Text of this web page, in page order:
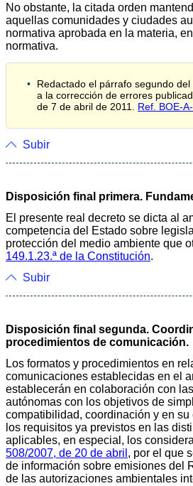
No obstante, la citada orden
aquellas comunidades y ciudades
normativa aprobada en la materia,
normativa.
Redactado el párrafo segundo
a la corrección de errores
de 7 de abril de 2011. Ref. BOE-
Subir
Disposición final primera.
El presente real decreto se dicta al
competencia del Estado sobre
protección del medio ambiente que
149.1.23.ª de la Constitución.
Subir
Disposición final segunda.
procedimientos de comunicación.
Los formatos y procedimientos en
comunicaciones establecidas en el
establecerán en colaboración con
autónomas con los objetivos de
compatibilidad, coordinación y en su
los requisitos ya previstos en las
aplicables, en especial, los
508/2007, de 20 de abril , por el que
de información sobre emisiones del
de las autorizaciones ambientales